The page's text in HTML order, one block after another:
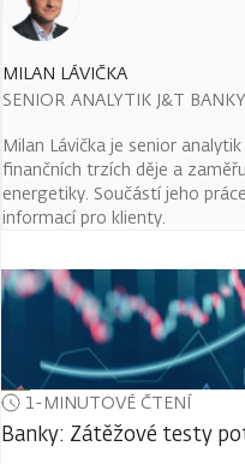
MILAN LÁVIČKA
SENIOR ANALYTIK J&T BANKY
Milan Lávička je senior
finančních trzích děje a
energetiky. Součástí jeho
informací pro klienty.
1-MINUTOVÉ ČTENÍ
Banky: Zátěžové testy